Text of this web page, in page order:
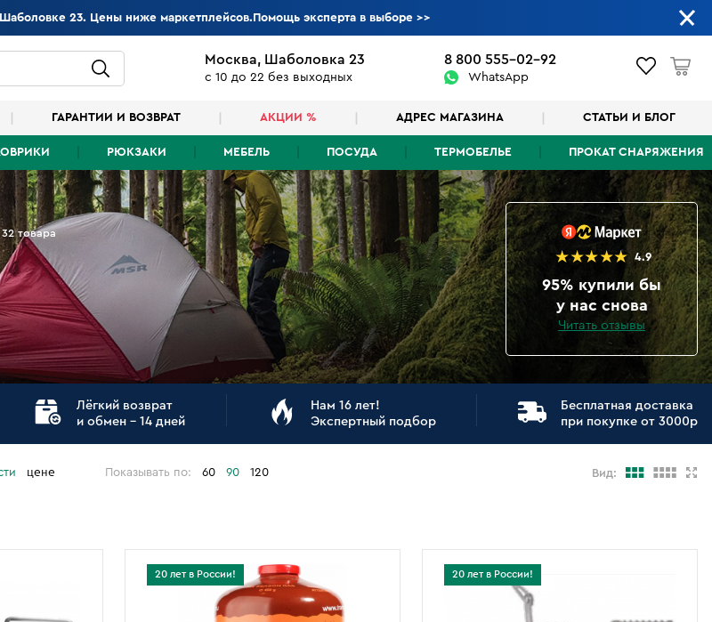
Шаболовке 23. Цены ниже маркетплейсов.Помощь эксперта в выборе>>
Москва, Шаболовка 23
с 10 до 22 без выходных
8 800 555-02-92
WhatsApp
ГАРАНТИИ И ВОЗВРАТ АКЦИИ % АДРЕС МАГАЗИНА СТАТЬИ И БЛОГ
РЮКЗАКИ МЕБЕЛЬ ПОСУДА ТЕРМОБЕЛЬЕ ПРОКАТ СНАРЯЖЕНИЯ
32 товара
4.9
95% купили бы
у нас снова
Читать отзывы
Лёгкий возврат
и обмен - 14 дней
Нам 16 лет!
Экспертный подбор
Бесплатная доставка
при покупке от 3000р
цене Показывать по: 60 90 120 Вид:
20 лет в России! 20 лет в России!